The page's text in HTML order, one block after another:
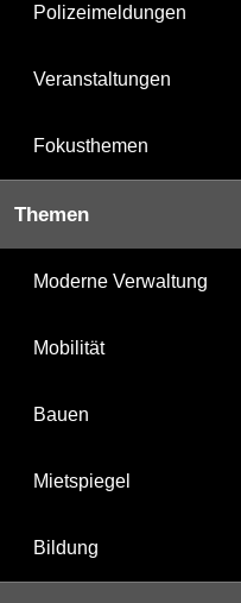
Polizeimeldungen
Veranstaltungen
Fokusthemen
Themen
Moderne Verwaltung
Mobilität
Bauen
Mietspiegel
Bildung